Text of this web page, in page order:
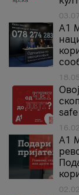
A1
А1